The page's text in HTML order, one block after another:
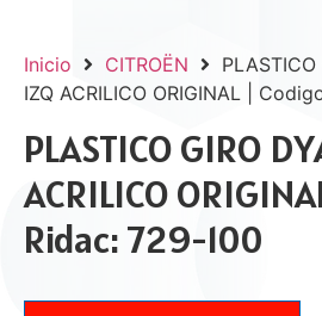
Inicio CITROËN
PLASTICO
IZQ ACRILICO ORIGINAL |
PLASTICO GIRO
ACRILICO
Ridac: 729-100